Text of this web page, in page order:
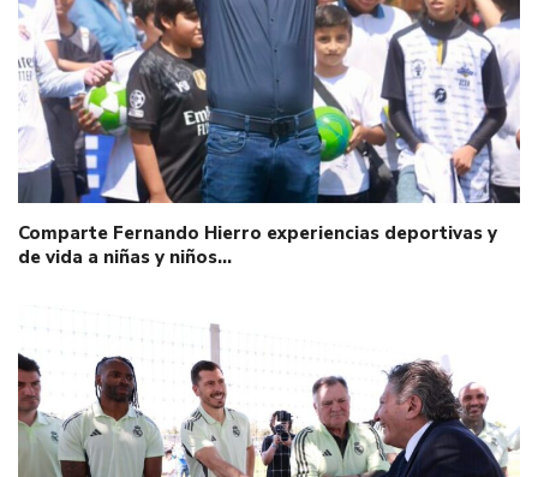
Comparte Fernando Hierro experiencias deportivas y
de vida a niñas y niños…